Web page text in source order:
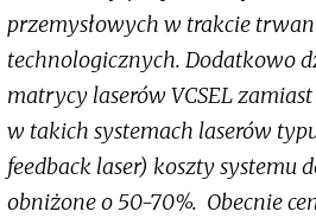
przemysłowych w trakcie
technologicznych. Dodatkowo
matrycy laserów VCSEL
w takich systemach laserów
feedback laser) koszty systemu
obniżone o 50-70%. Obecnie